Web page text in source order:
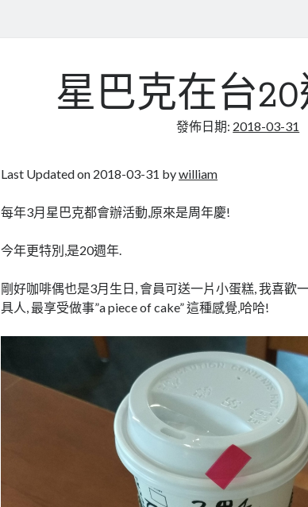
星巴克在台
發佈日期: 2018-03-31
Last Updated on 2018-03-31 bywilliam
每年3月星巴克都會辦活動,原來是周年慶!
今年更特別,是20週年.
剛好咖啡偶也是3月生日, 會員可送一片小蛋糕, 我喜歡
具人, 最享受做事”a piece of cake” 這種感覺,哈哈!